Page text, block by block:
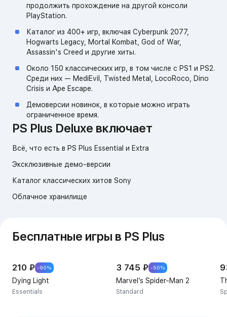
продолжить прохождение на другой консоли
PlayStation.
Каталог из 400+ игр, включая Cyberpunk 2077,
Hogwarts Legacy, Mortal Kombat, God of War,
Assassin's Creed и другие хиты.
Около 150 классических игр, в том числе с PS1 и PS2.
Среди них — MediEvil, Twisted Metal, LocoRoco, Dino
Crisis и Ape Escape.
Демоверсии новинок, в которые можно играть
ограниченное время.
PS Plus Deluxe включает
Всё, что есть в PS Plus Essential и Extra
Каталог классических хитов Sony
Эксклюзивные демо-версии
Облачное хранилище
Бесплатные игры в PS Plus
210 ₽ -90%
Dying Light
Essentials
3 745 ₽ -50%
Marvel’s Spider-Man 2
Standard